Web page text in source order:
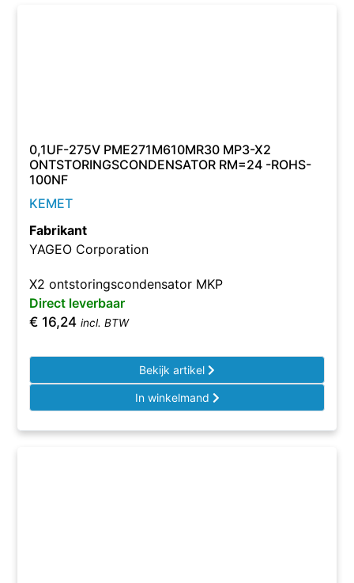
0,1UF-275V PME271M610MR30 MP3-X2
ONTSTORINGSCONDENSATOR RM=24 -ROHS-
100NF
KEMET
Fabrikant
YAGEO Corporation
X2 ontstoringscondensator MKP
Direct leverbaar
€ 16,24 incl. BTW
Bekijk artikel
In winkelmand